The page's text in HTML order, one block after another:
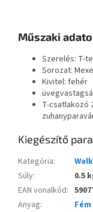
Műszaki
Szerelés: T-
Sorozat:
Kivitel: fehér
T-csatlakozó
Kiegészítő
Kategória:
Súly:
0.5
EAN vonalkód:
Anyag:
Fém